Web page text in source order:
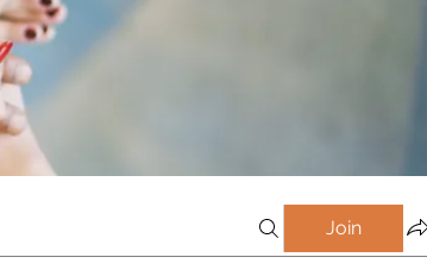
Join